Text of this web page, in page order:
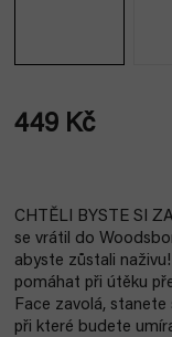
449 Kč
CHTĚLI BYSTE SI
se vrátil do
abyste zůstali
pomáhat při útěku
Face zavolá,
při které budete